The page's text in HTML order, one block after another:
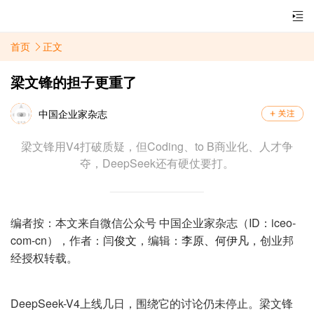
首页 正文
梁文锋的担子更重了
中国企业家杂志
梁文锋用V4打破质疑，但Coding、to B商业化、人才争
夺，DeepSeek还有硬仗要打。
编者按：本文来自微信公众号 中国企业家杂志（ID：iceo-
com-cn），作者： 闫俊文 ，编辑： 李原、 何伊凡 ，创业邦
经授权转载。
DeepSeek-V4上线几日，围绕它的讨论仍未停止。梁文锋